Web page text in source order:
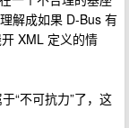
解成如果 D-Bus 有
XML 定义的情
“不可抗力”了，这